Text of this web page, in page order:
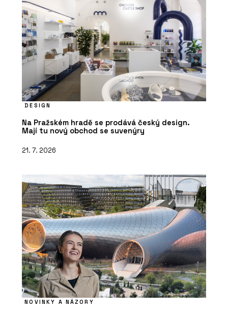
DESIGN
Na Pražském hradě se prodává český design.
Mají tu nový obchod se suvenýry
21. 7. 2026
NOVINKY A NÁZORY